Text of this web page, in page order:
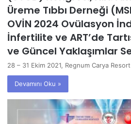
Üreme Tıbbı Derneği
OVİN 2024 Ovülasyon
İnfertilite ve ART’de
ve Güncel Yaklaşımlar
28 – 31 Ekim 2021, Regnum Carya
Devamını Oku »